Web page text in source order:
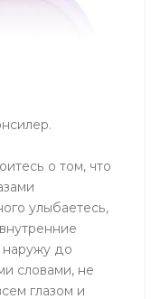
о том, что
улыбаетесь,
наружу до
словами, не
глазом и